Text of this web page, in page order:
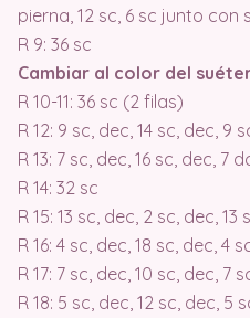
pierna, 12 sc, 6 sc junto con
R 9: 36 sc
Cambiar al color del
R 10-11: 36 sc (2 filas)
R 12: 9 sc, dec, 14 sc, dec, 9
R 13: 7 sc, dec, 16 sc, dec, 7
R 14: 32 sc
R 15: 13 sc, dec, 2 sc, dec, 13
R 16: 4 sc, dec, 18 sc, dec, 4
R 17: 7 sc, dec, 10 sc, dec, 7
R 18: 5 sc, dec, 12 sc, dec, 5